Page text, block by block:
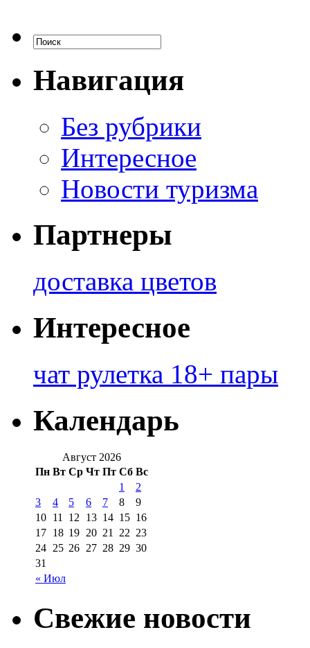
Навигация
Без рубрики
Интересное
Новости туризма
Партнеры
доставка цветов
Интересное
чат рулетка 18+ пары
Календарь
Август 2026
Пн Вт Ср Чт Пт Сб Вс
« Июл
1
2
3
4 5 6 7 8
9
10 11 12 13 14 15 16
17 18 19 20 21 22 23
24 25 26 27 28 29 30
31
Свежие новости